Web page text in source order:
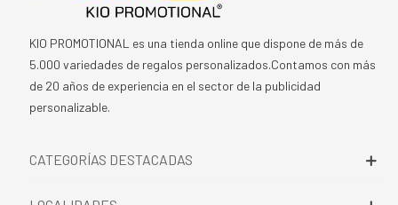
KIO PROMOTIONAL es una tienda online que dispone de más de
5.000 variedades de regalos personalizados.Contamos con más
de 20 años de experiencia en el sector de la publicidad
personalizable.
CATEGORÍAS DESTACADAS